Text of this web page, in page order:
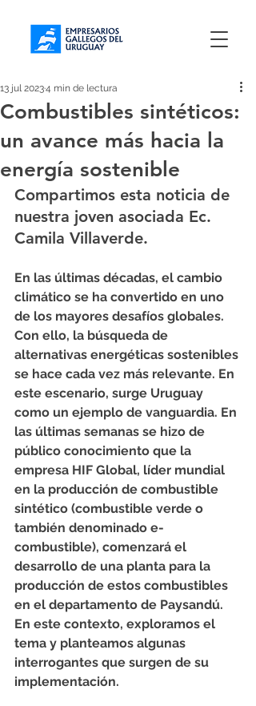
Combustibles sintéticos:
un avance más hacia la
energía sostenible
13 jul 20234 min de lectura
Compartimos esta noticia de
nuestra joven asociada Ec.
Camila Villaverde.
En las últimas décadas, el cambio
climático se ha convertido en uno
de los mayores desafíos globales.
Con ello, la búsqueda de
alternativas energéticas sostenibles
se hace cada vez más relevante. En
este escenario, surge Uruguay
como un ejemplo de vanguardia. En
las últimas semanas se hizo de
público conocimiento que la
empresa HIF Global, líder mundial
en la producción de combustible
sintético (combustible verde o
también denominado e-
combustible), comenzará el
desarrollo de una planta para la
producción de estos combustibles
en el departamento de Paysandú.
En este contexto, exploramos el
tema y planteamos algunas
interrogantes que surgen de su
implementación.